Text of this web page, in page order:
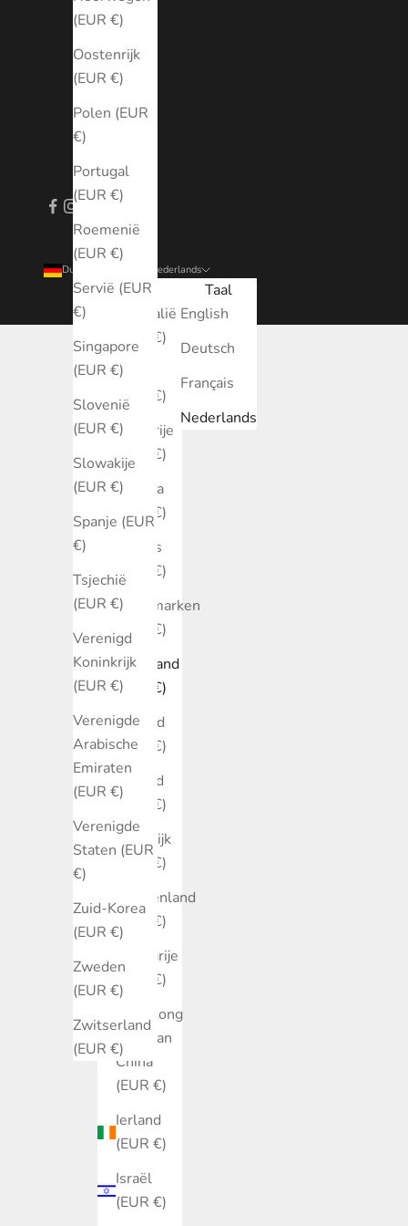
(EUR €)
Oostenrijk
(EUR €)
Polen (EUR
€)
Portugal
(EUR €)
Roemenië
(EUR €)
Servië (EUR
€)
Singapore
(EUR €)
Slovenië
(EUR €)
Slowakije
(EUR €)
Spanje (EUR
€)
Tsjechië
(EUR €)
Verenigd
Koninkrijk
(EUR €)
Verenigde
Arabische
Emiraten
(EUR €)
Verenigde
Staten (EUR
€)
Zuid-Korea
(EUR €)
Zweden
(EUR €)
Zwitserland
(EUR €)
Duitsland (EUR €)
Land
Australië
(EUR €)
België
(EUR €)
Bulgarije
(EUR €)
Canada
(EUR €)
Cyprus
(EUR €)
Denemarken
(EUR €)
Duitsland
(EUR €)
Estland
(EUR €)
Finland
(EUR €)
Frankrijk
(EUR €)
Griekenland
(EUR €)
Hongarije
(EUR €)
Hongkong
SAR van
China
(EUR €)
Ierland
(EUR €)
Israël
(EUR €)
Nederlands
Taal
English
Deutsch
Français
Nederlands